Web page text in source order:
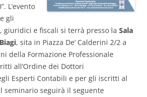
L’evento
gli
giuridici e fiscali si terrà presso la Sala
, sita in Piazza De’ Calderini 2/2 a
della Formazione Professionale
all’Ordine dei Dottori
Esperti Contabili e per gli iscritti al
seminario seguirà il seguente